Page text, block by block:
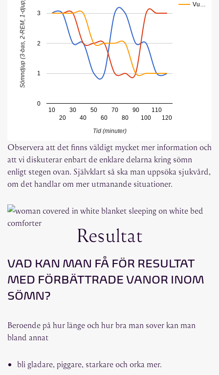
Vu…
10
20
30
40
50
60
70
80
90
100
110
120
0
1
2
3
Tid (minuter)
Sömndjup (3-bas, 2-REM, 1-djup)
Observera att det finns väldigt mycket mer information och
att vi diskuterar enbart de enklare delarna kring sömn
enligt stegen ovan. Självklart så ska man uppsöka sjukvård,
om det handlar om mer utmanande situationer.
Resultat
VAD KAN MAN FÅ FÖR RESULTAT
MED FÖRBÄTTRADE VANOR INOM
SÖMN?
Beroende på hur länge och hur bra man sover kan man
bland annat
bli gladare, piggare, starkare och orka mer.